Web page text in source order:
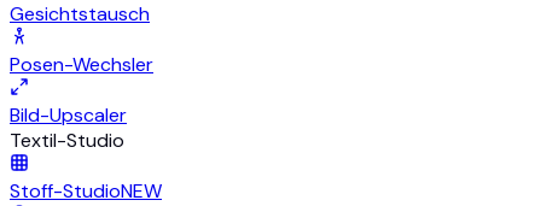
Gesichtstausch
Posen-Wechsler
Bild-Upscaler
Textil-Studio
Stoff-StudioNEW